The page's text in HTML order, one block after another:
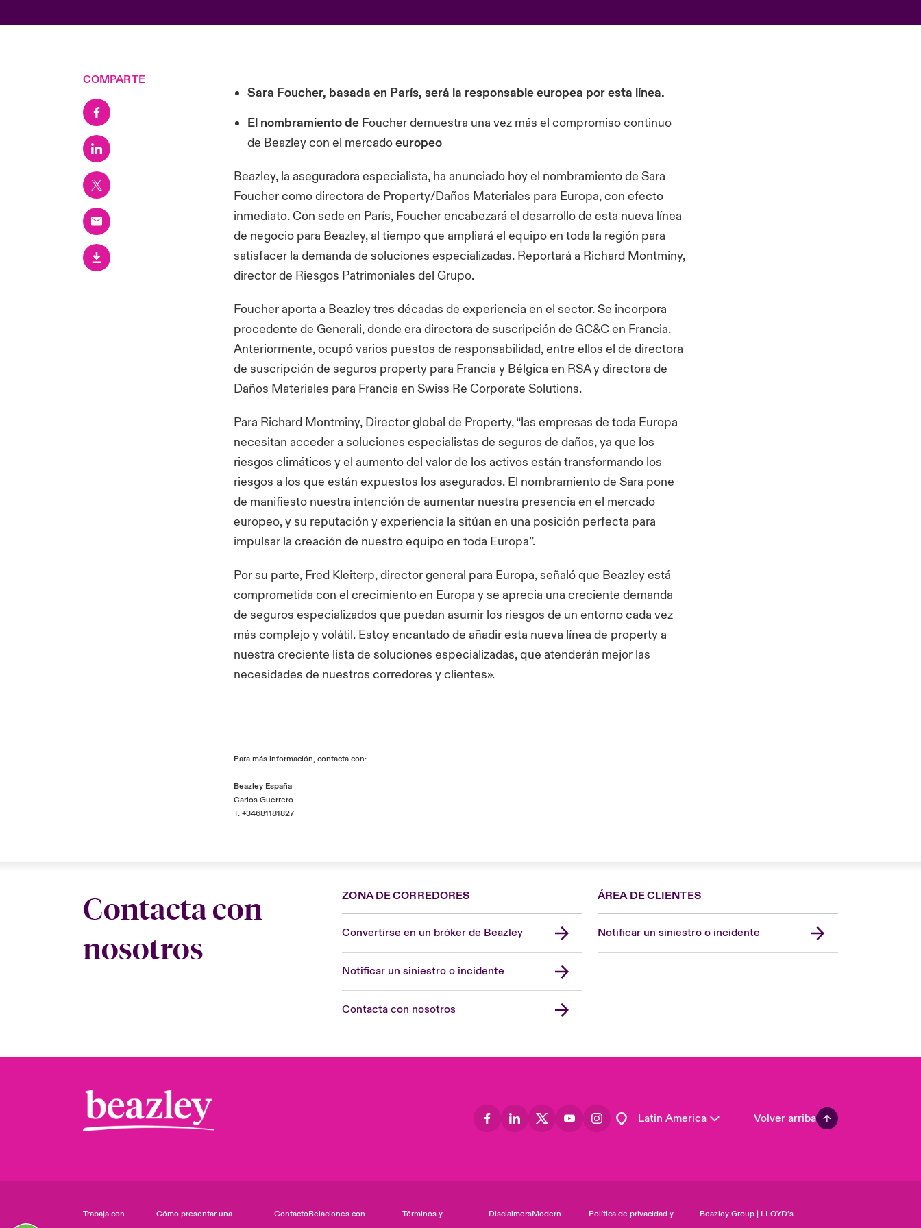
COMPARTE
Sara Foucher, basada en París, será la responsable europea por esta línea.
El nombramiento de Foucher demuestra una vez más el compromiso continuo
de Beazley con el mercadoeuropeo
Beazley, la aseguradora especialista, ha anunciado hoy el nombramiento de Sara
Foucher como directora de Property/Daños Materiales para Europa, con efecto
inmediato. Con sede en París, Foucher encabezará el desarrollo de esta nueva línea
de negocio para Beazley, al tiempo que ampliará el equipo en toda la región para
satisfacer la demanda de soluciones especializadas. Reportará a Richard Montminy,
director de Riesgos Patrimoniales del Grupo.
Foucher aporta a Beazley tres décadas de experiencia en el sector. Se incorpora
procedente de Generali, donde era directora de suscripción de GC&C en Francia.
Anteriormente, ocupó varios puestos de responsabilidad, entre ellos el de directora
de suscripción de seguros property para Francia y Bélgica en RSA y directora de
Daños Materiales para Francia en Swiss Re Corporate Solutions.
Para Richard Montminy, Director global de Property, “las empresas de toda Europa
necesitan acceder a soluciones especialistas de seguros de daños, ya que los
riesgos climáticos y el aumento del valor de los activos están transformando los
riesgos a los que están expuestos los asegurados. El nombramiento de Sara pone
de manifiesto nuestra intención de aumentar nuestra presencia en el mercado
europeo, y su reputación y experiencia la sitúan en una posición perfecta para
impulsar la creación de nuestro equipo en toda Europa”.
Por su parte, Fred Kleiterp, director general para Europa, señaló que Beazley está
comprometida con el crecimiento en Europa y se aprecia una creciente demanda
de seguros especializados que puedan asumir los riesgos de un entorno cada vez
más complejo y volátil. Estoy encantado de añadir esta nueva línea de property a
nuestra creciente lista de soluciones especializadas, que atenderán mejor las
necesidades de nuestros corredores y clientes».
Para más información, contacta con:
Beazley España
Carlos Guerrero
T. +34681181827
Contacta con
nosotros
ZONA DE CORREDORES
Convertirse en un bróker de Beazley
Notificar un siniestro o incidente
Contacta con nosotros
ÁREA DE CLIENTES
Notificar un siniestro o incidente
Latin America
London Market
Volver arriba
Trabaja con Cómo presentar una ContactoRelaciones con Términos y DisclaimersModern Política de privacidad y Beazley Group | LLOYD’s